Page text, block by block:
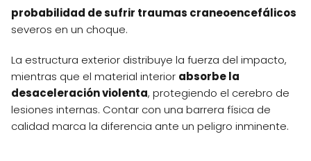
probabilidad de sufrir traumas craneoencefálicos
severos en un choque.
La estructura exterior distribuye la fuerza del impacto,
mientras que el material interior absorbe la
desaceleración violenta, protegiendo el cerebro de
lesiones internas. Contar con una barrera física de
calidad marca la diferencia ante un peligro inminente.